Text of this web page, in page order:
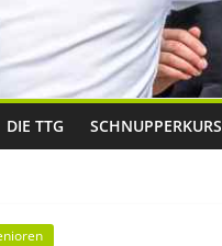
DIE TTG SCHNUPPERKURS